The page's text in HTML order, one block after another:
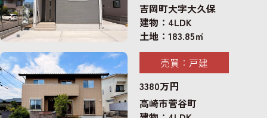
吉岡町大字大久保
建物：4LDK
土地：183.85㎡
売買：戸建
3380万円
高崎市菅谷町